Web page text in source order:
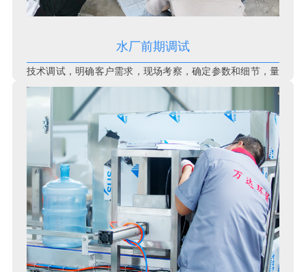
水厂前期调试
技术调试，明确客户需求，现场考察，确定参数和细节，量
身定制解决方案。